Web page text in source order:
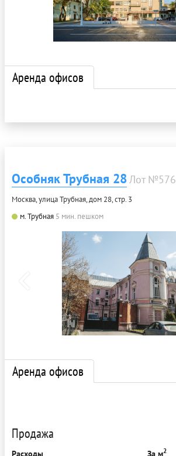
Аренда офисов
Особняк Трубная 28Лот №576
Москва, улица Трубная, дом 28, стр. 3
м. Трубная 5 мин. пешком
Аренда офисов
Продажа
Расходы За м2